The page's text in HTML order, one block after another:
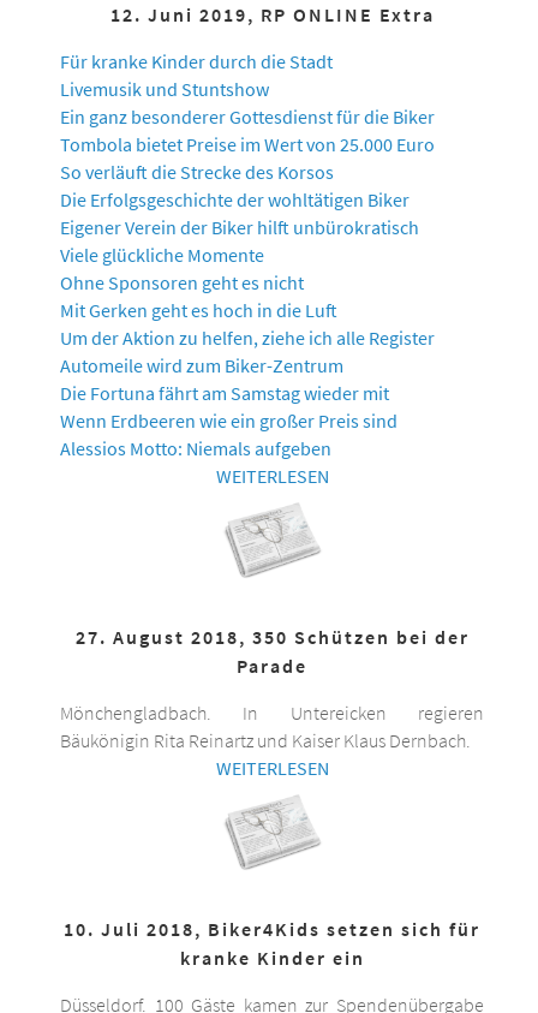
12. Juni 2019, RP ONLINE Extra
Für kranke Kinder durch die Stadt
Livemusik und Stuntshow
Ein ganz besonderer Gottesdienst für die Biker
Tombola bietet Preise im Wert von 25.000 Euro
So verläuft die Strecke des Korsos
Die Erfolgsgeschichte der wohltätigen Biker
Eigener Verein der Biker hilft unbürokratisch
Viele glückliche Momente
Ohne Sponsoren geht es nicht
Mit Gerken geht es hoch in die Luft
Um der Aktion zu helfen, ziehe ich alle Register
Automeile wird zum Biker-Zentrum
Die Fortuna fährt am Samstag wieder mit
Wenn Erdbeeren wie ein großer Preis sind
Alessios Motto: Niemals aufgeben
WEITERLESEN
27. August 2018, 350 Schützen bei der
Parade
Mönchengladbach. In Untereicken regieren
Bäukönigin Rita Reinartz und Kaiser Klaus Dernbach.
WEITERLESEN
10. Juli 2018, Biker4Kids setzen sich für
kranke Kinder ein
Düsseldorf. 100 Gäste kamen zur Spendenübergabe